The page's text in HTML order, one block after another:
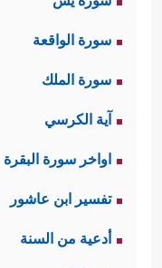
سورة الواقعة
سورة الملك
آية الكرسي
اواخر سورة البقرة
تفسير ابن عاشور
أدعية من السنة